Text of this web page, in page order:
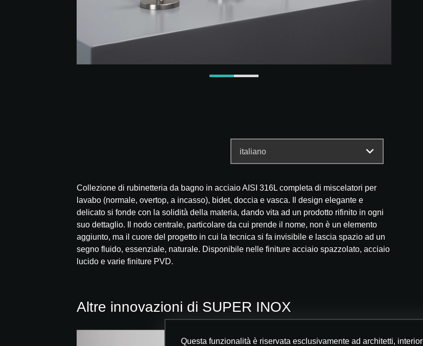
Questa funzionalità è riservata esclusivamente ad architetti, interior
Collezione di rubinetteria da bagno in acciaio AISI 316L completa di miscelatori per
lavabo (normale, overtop, a incasso), bidet, doccia e vasca. Il design elegante e
delicato si fonde con la solidità della materia, dando vita ad un prodotto rifinito in ogni
suo dettaglio. Il nodo centrale, particolare da cui prende il nome, non è un elemento
aggiunto, ma il cuore del progetto in cui la tecnica si fa invisibile e lascia spazio ad un
segno fluido, essenziale, naturale. Disponibile nelle finiture acciaio spazzolato, acciaio
lucido e varie finiture PVD.
Altre innovazioni di SUPER INOX